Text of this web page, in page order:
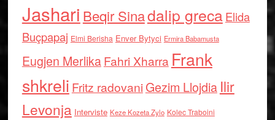
Jashari Beqir Sinadalip grecaElida
Buçpapaj Elmi Berisha Enver Bytyci Ermira Babamusta
Eugjen MerlikaFahri Xharra Frank
shkreli Fritz radovaniGezim Llojdia Ilir
Levonja Interviste Keze Kozeta Zylo Kolec Traboini